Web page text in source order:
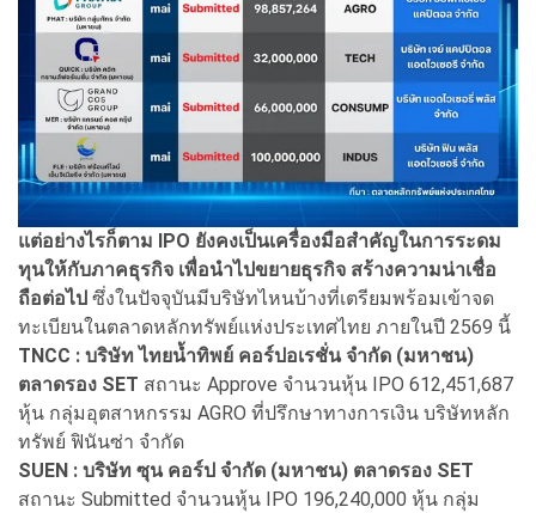
แต่อย่างไรก็ตาม IPO ยังคงเป็นเครื่องมือสำคัญในการระดม
ทุนให้กับภาคธุรกิจ เพื่อนำไปขยายธุรกิจ สร้างความน่าเชื่อ
ถือต่อไป ซึ่งในปัจจุบันมีบริษัทไหนบ้างที่เตรียมพร้อมเข้าจด
ทะเบียนในตลาดหลักทรัพย์แห่งประเทศไทย ภายในปี 2569 นี้
TNCC : บริษัท ไทยน้ำทิพย์ คอร์ปอเรชั่น จำกัด (มหาชน)
ตลาดรอง SET สถานะ Approve จำนวนหุ้น IPO 612,451,687
หุ้น กลุ่มอุตสาหกรรม AGRO ที่ปรึกษาทางการเงิน บริษัทหลัก
ทรัพย์ ฟินันซ่า จำกัด
SUEN : บริษัท ซุน คอร์ป จำกัด (มหาชน) ตลาดรอง SET
สถานะ Submitted จำนวนหุ้น IPO 196,240,000 หุ้น กลุ่ม